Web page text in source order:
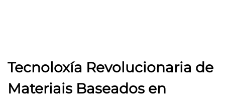
Tecnoloxía Revolucionaria de
Materiais Baseados en